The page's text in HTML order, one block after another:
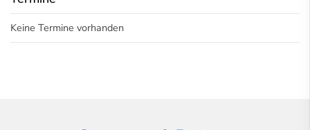
Keine Termine vorhanden